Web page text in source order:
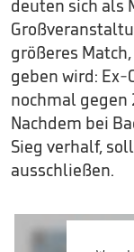
deuten sich als
größeres
geben wird:
nochmal gegen
Nachdem bei
Sieg verhalf,
ausschließen.